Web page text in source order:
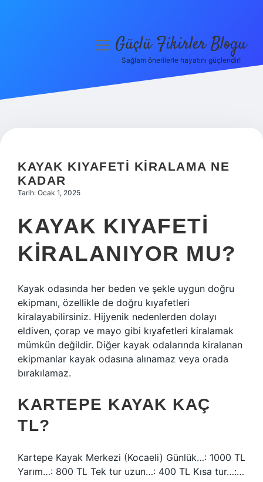
Hakkımızda
menüyüGüçlü Fikirler Blogu
Sağlam önerilerle hayatını güçlendir!
KAYAK KIYAFETI KIRALAMA NE
KADAR
Tarih: Ocak 1, 2025
KAYAK KIYAFETI
KIRALANIYOR MU?
Kayak odasında her beden ve şekle uygun doğru
ekipmanı, özellikle de doğru kıyafetleri
kiralayabilirsiniz. Hijyenik nedenlerden dolayı
eldiven, çorap ve mayo gibi kıyafetleri kiralamak
mümkün değildir. Diğer kayak odalarında kiralanan
ekipmanlar kayak odasına alınamaz veya orada
bırakılamaz.
KARTEPE KAYAK KAÇ
TL?
Kartepe Kayak Merkezi (Kocaeli) Günlük…: 1000 TL
Yarım…: 800 TL Tek tur uzun…: 400 TL Kısa tur…:…